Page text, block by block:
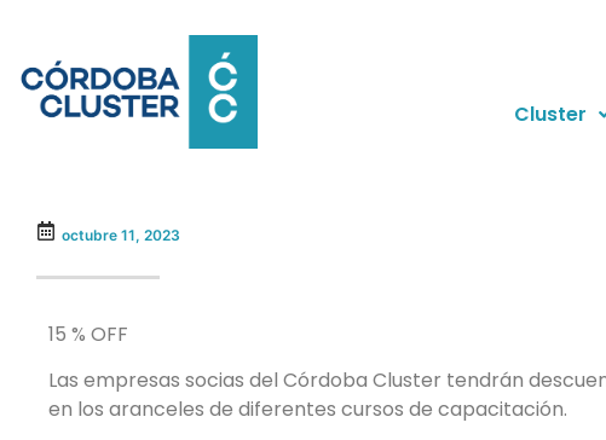
Cluster
octubre 11, 2023
15 % OFF
Las empresas socias del Córdoba Cluster tendrán
en los aranceles de diferentes cursos de capacitación.